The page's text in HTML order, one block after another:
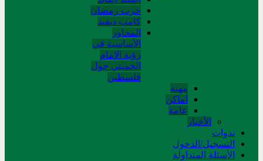
حرب رمضان
کامب دیفید
المحاور
الأساسية في
رؤية الإمام
الخميني حول
فلسطین
مهنة
أماکن
عامة
الأخبار
ندوات
التسجیل/الدخول
الأسئلة المتداولة